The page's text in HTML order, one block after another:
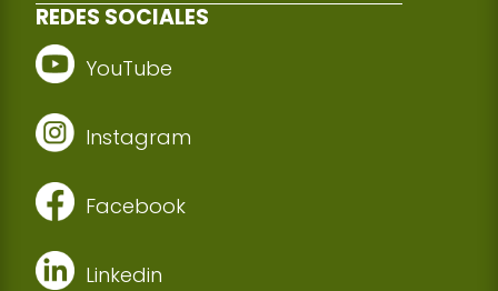
REDES SOCIALES
YouTube
Instagram
Facebook
Linkedin